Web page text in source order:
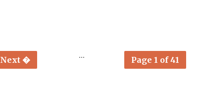
Page 1 of 41
...
Next �